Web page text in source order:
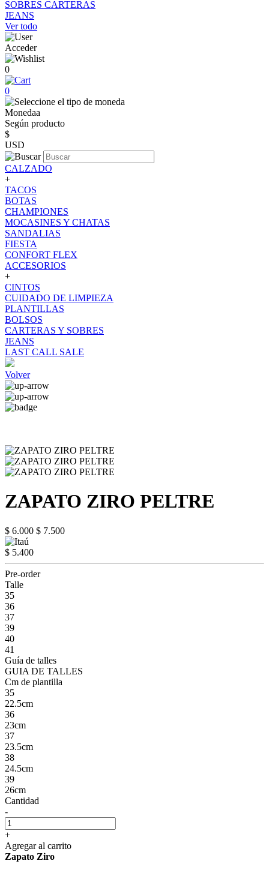
SOBRES CARTERAS
JEANS
Ver todo
Acceder
0
0
Monedaa
Según producto
$
USD
CALZADO
+
TACOS
BOTAS
CHAMPIONES
MOCASINES Y CHATAS
SANDALIAS
FIESTA
CONFORT FLEX
ACCESORIOS
+
CINTOS
CUIDADO DE LIMPIEZA
PLANTILLAS
BOLSOS
CARTERAS Y SOBRES
JEANS
LAST CALL SALE
Volver
ZAPATO ZIRO PELTRE
$ 6.000 $ 7.500
$ 5.400
Pre-order
Talle
35
36
37
39
40
41
Guía de talles
GUIA DE TALLES
Cm de plantilla
35
22.5cm
36
23cm
37
23.5cm
38
24.5cm
39
26cm
Cantidad
-
+
Agregar al carrito
Zapato Ziro